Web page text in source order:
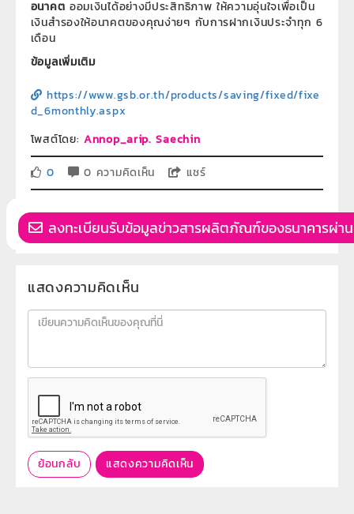
อนาคต ออมเงินได้อย่างมีประสิทธิภาพ ให้ความอุ่นใจเพื่อเป็น
เงินสำรองให้อนาคตของคุณง่ายๆ กับการฝากเงินประจำทุก 6
เดือน
ข้อมูลเพิ่มเติม
https://www.gsb.or.th/products/saving/fixed/fixe
d_6monthly.aspx
โพสต์โดย:Annop_arip. Saechin
0
0 ความคิดเห็น แชร์
ลงทะเบียนรับข้อมูลข่าวสารผลิตภัณฑ์ของธนาคารผ่า
แสดงความคิดเห็น
ย้อนกลับ แสดงความคิดเห็น